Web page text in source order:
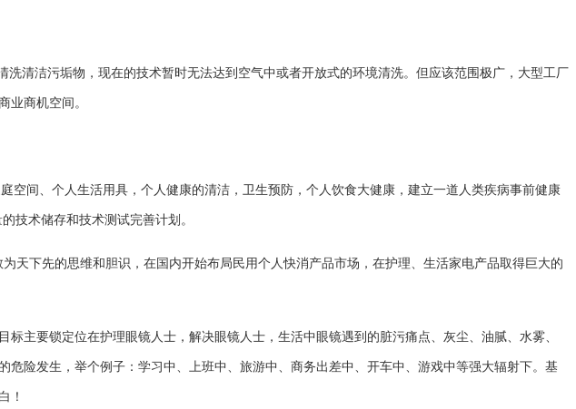
清洁污垢物，现在的技术暂时无法达到空气中或者开放式的环境清洗。但应该范围极广，大型工厂
业商机空间。
间、个人生活用具，个人健康的清洁，卫生预防，个人饮食大健康，建立一道人类疾病事前健康
技术储存和技术测试完善计划。
天下先的思维和胆识，在国内开始布局民用个人快消产品市场，在护理、生活家电产品取得巨大的
主要锁定位在护理眼镜人士，解决眼镜人士，生活中眼镜遇到的脏污痛点、灰尘、油腻、水雾、
险发生，举个例子：学习中、上班中、旅游中、商务出差中、开车中、游戏中等强大辐射下。基
！